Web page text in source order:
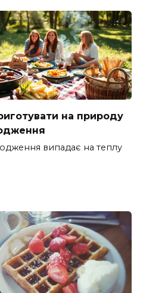
на природу
випадає на теплу